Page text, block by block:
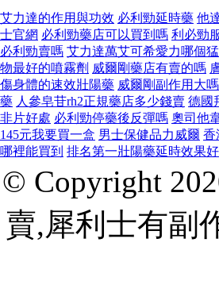
艾力達的作用與功效 必利勁延時藥 他
士官網 必利勁藥店可以買到嗎 利必勁
必利勁賣嗎 艾力達萬艾可希愛力哪個猛
物最好的噴霧劑 威爾剛藥店有賣的嗎
傷身體的速效壯陽藥 威爾剛副作用大嗎
藥 人參皂苷rh2正規藥店多少錢賣 德國
非片好處 必利勁停藥後反彈嗎 奧司他
145元我要買一盒 男士保健品力威爾 香
哪裡能買到 排名第一壯陽藥延時效果好
© Copyright
賣,犀利士有副